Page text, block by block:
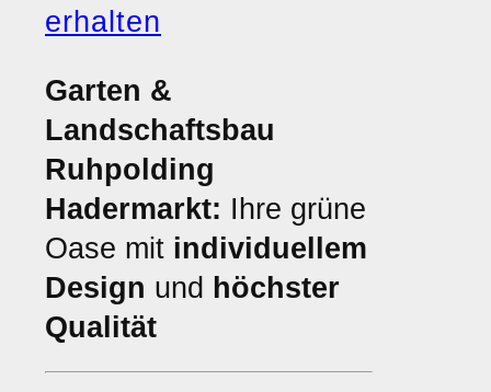
erhalten
Garten &
Landschaftsbau
Ruhpolding
Hadermarkt: Ihre grüne
Oase mit individuellem
Design und höchster
Qualität